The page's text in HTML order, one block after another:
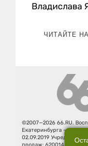
Владислава
ЧИТАЙТЕ
©2007—2026 66.RU.
Екатеринбурга —
02.09.2019 Учредитель: